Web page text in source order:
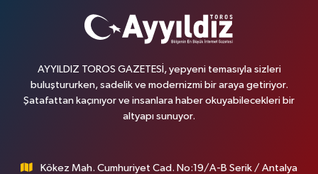
AYYILDIZ TOROS GAZETESİ, yepyeni temasıyla sizleri
buluştururken, sadelik ve modernizmi bir araya getiriyor.
Şatafattan kaçınıyor ve insanlara haber okuyabilecekleri bir
altyapı sunuyor.
Kökez Mah. Cumhuriyet Cad. No:19/A-B Serik / Antalya